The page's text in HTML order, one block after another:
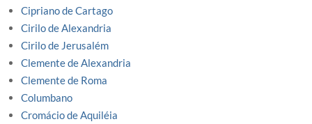
Cipriano de Cartago
Cirilo de Alexandria
Cirilo de Jerusalém
Clemente de Alexandria
Clemente de Roma
Columbano
Cromácio de Aquiléia